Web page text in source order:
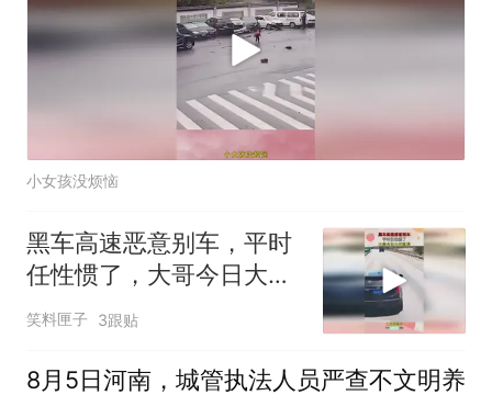
小女孩没烦恼
黑车高速恶意别车，平时
任性惯了，大哥今日大开
眼界！
笑料匣子 3跟贴
8月5日河南，城管执法人员严查不文明养